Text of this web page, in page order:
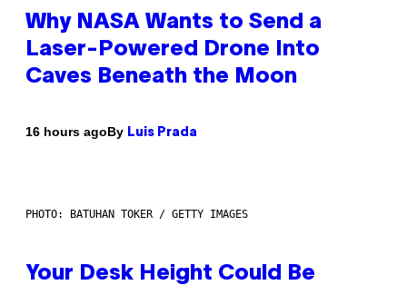
Why NASA Wants to Send a
Laser-Powered Drone Into
Caves Beneath the Moon
16 hours agoBy Luis Prada
PHOTO: BATUHAN TOKER / GETTY IMAGES
Your Desk Height Could Be